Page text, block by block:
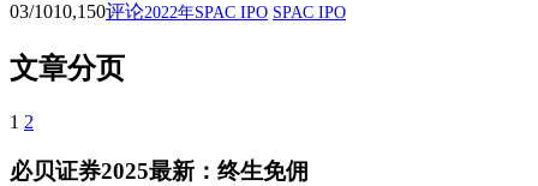
03/1010,150评论2022年SPAC IPO SPAC IPO
文章分页
1 2
必贝证券2025最新：终生免佣